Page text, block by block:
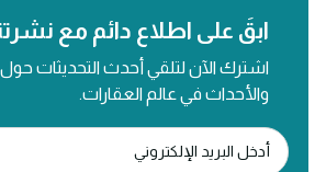
ابقَ على اطلاع دائم مع
اشترك الآن لتلقي أحدث التحديثات حول
والأحداث في عالم العقارات.